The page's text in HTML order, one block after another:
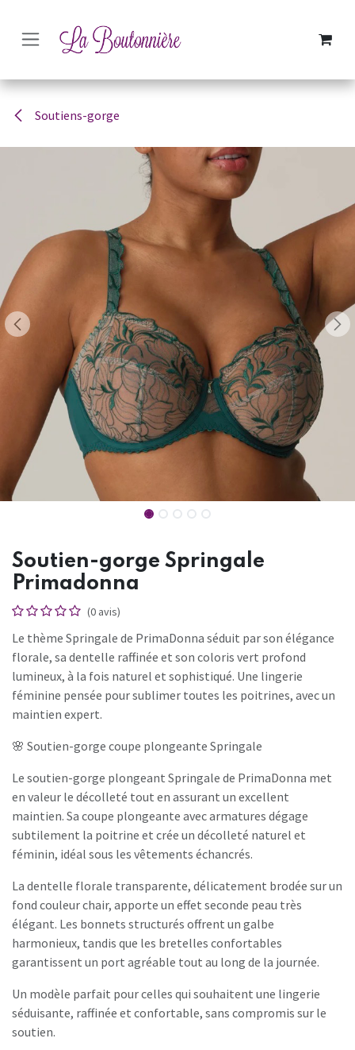
Soutiens-gorge
Soutien-gorge Springale
Primadonna
(0 avis)
Le thème Springale de PrimaDonna séduit par son élégance
florale, sa dentelle raffinée et son coloris vert profond
lumineux, à la fois naturel et sophistiqué. Une lingerie
féminine pensée pour sublimer toutes les poitrines, avec un
maintien expert.
🌸 Soutien-gorge coupe plongeante Springale
Le soutien-gorge plongeant Springale de PrimaDonna met
en valeur le décolleté tout en assurant un excellent
maintien. Sa coupe plongeante avec armatures dégage
subtilement la poitrine et crée un décolleté naturel et
féminin, idéal sous les vêtements échancrés.
La dentelle florale transparente, délicatement brodée sur un
fond couleur chair, apporte un effet seconde peau très
élégant. Les bonnets structurés offrent un galbe
harmonieux, tandis que les bretelles confortables
garantissent un port agréable tout au long de la journée.
Un modèle parfait pour celles qui souhaitent une lingerie
séduisante, raffinée et confortable, sans compromis sur le
soutien.